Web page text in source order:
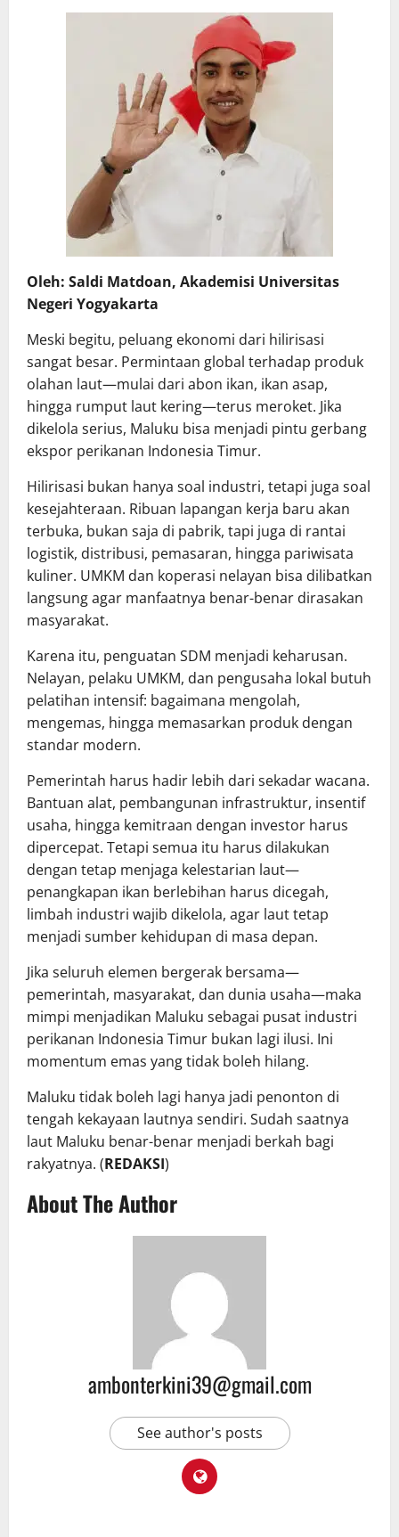
Oleh: Saldi Matdoan, Akademisi Universitas
Negeri Yogyakarta
Meski begitu, peluang ekonomi dari hilirisasi
sangat besar. Permintaan global terhadap produk
olahan laut—mulai dari abon ikan, ikan asap,
hingga rumput laut kering—terus meroket. Jika
dikelola serius, Maluku bisa menjadi pintu gerbang
ekspor perikanan Indonesia Timur.
Hilirisasi bukan hanya soal industri, tetapi juga soal
kesejahteraan. Ribuan lapangan kerja baru akan
terbuka, bukan saja di pabrik, tapi juga di rantai
logistik, distribusi, pemasaran, hingga pariwisata
kuliner. UMKM dan koperasi nelayan bisa dilibatkan
langsung agar manfaatnya benar-benar dirasakan
masyarakat.
Karena itu, penguatan SDM menjadi keharusan.
Nelayan, pelaku UMKM, dan pengusaha lokal butuh
pelatihan intensif: bagaimana mengolah,
mengemas, hingga memasarkan produk dengan
standar modern.
Pemerintah harus hadir lebih dari sekadar wacana.
Bantuan alat, pembangunan infrastruktur, insentif
usaha, hingga kemitraan dengan investor harus
dipercepat. Tetapi semua itu harus dilakukan
dengan tetap menjaga kelestarian laut—
penangkapan ikan berlebihan harus dicegah,
limbah industri wajib dikelola, agar laut tetap
menjadi sumber kehidupan di masa depan.
Jika seluruh elemen bergerak bersama—
pemerintah, masyarakat, dan dunia usaha—maka
mimpi menjadikan Maluku sebagai pusat industri
perikanan Indonesia Timur bukan lagi ilusi. Ini
momentum emas yang tidak boleh hilang.
Maluku tidak boleh lagi hanya jadi penonton di
tengah kekayaan lautnya sendiri. Sudah saatnya
laut Maluku benar-benar menjadi berkah bagi
rakyatnya. (REDAKSI)
About The Author
ambonterkini39@gmail.com
See author's posts